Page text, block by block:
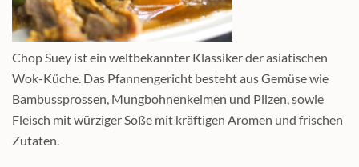
Chop Suey ist ein weltbekannter Klassiker der asiatischen
Wok-Küche. Das Pfannengericht besteht aus Gemüse wie
Bambussprossen, Mungbohnenkeimen und Pilzen, sowie
Fleisch mit würziger Soße mit kräftigen Aromen und frischen
Zutaten.